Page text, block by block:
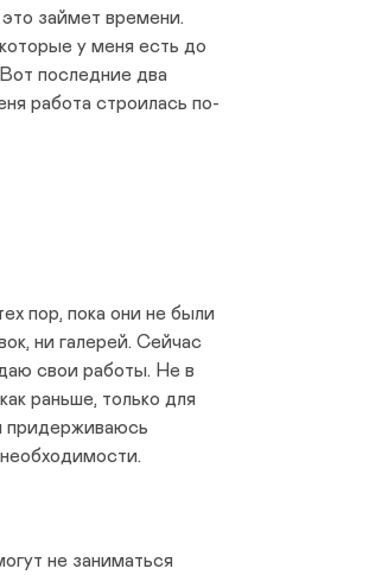
займет времени.
у меня есть до
последние два
работа строилась по-
пор, пока они не были
ни галерей. Сейчас
свои работы. Не в
раньше, только для
придерживаюсь
не заниматься